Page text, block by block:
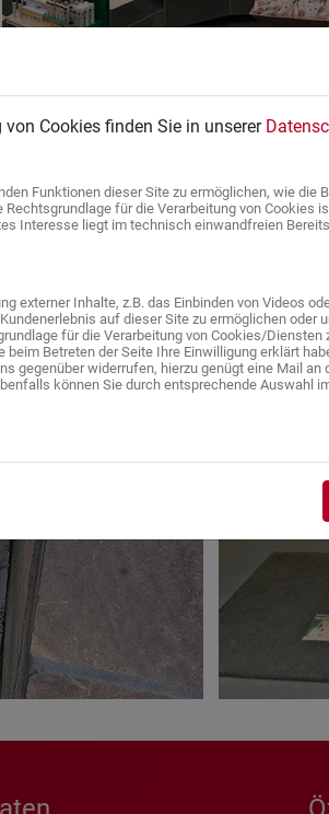
Cookies finden Sie in unserer
Funktionen dieser Site zu ermöglichen, wie die
für die Verarbeitung von Cookies
Interesse liegt im technisch einwandfreien
externer Inhalte, z.B. das Einbinden von Videos
auf dieser Site zu ermöglichen oder
für die Verarbeitung von Cookies/
beim Betreten der Seite Ihre Einwilligung erklärt
gegenüber widerrufen, hierzu genügt eine Mail an
können Sie durch entsprechende Auswahl